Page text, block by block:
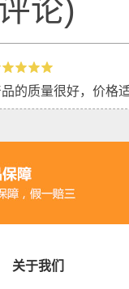
论)
品的质量很好，价格
关于我们